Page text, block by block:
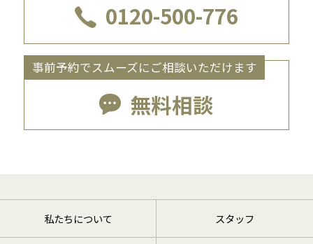
0120-500-776
事前予約でスムーズにご相談いただけます
無料相談
私たちについて スタッフ